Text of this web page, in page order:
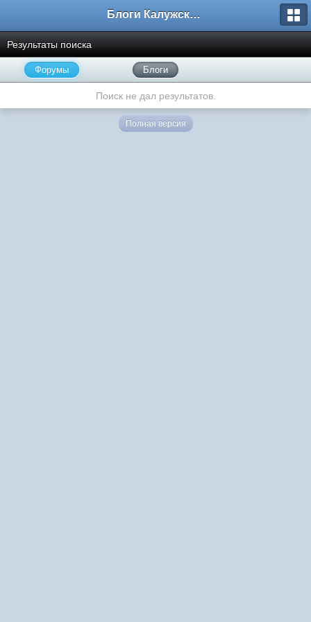
Блоги Калужского перекрестка
Результаты поиска
Форумы Блоги
Поиск не дал результатов.
Полная версия